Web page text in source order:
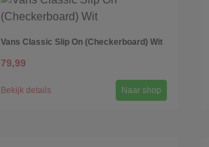
Vans Classic Slip On (Checkerboard) Wit
79,99
Bekijk details Naar shop